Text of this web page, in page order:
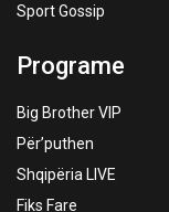
Sport Gossip
Programe
Big Brother VIP
Për’puthen
Shqipëria LIVE
Fiks Fare